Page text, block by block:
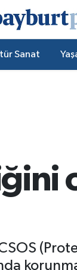
Sanat